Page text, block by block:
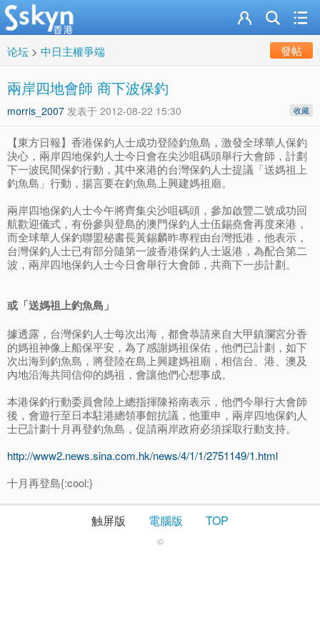
论坛 > 中日主權爭端 發帖
兩岸四地會師 商下波保釣
收藏
morris_2007 发表于 2012-08-22 15:30
【東方日報】香港保釣人士成功登陸釣魚島，激發全球華人保釣
決心，兩岸四地保釣人士今日會在尖沙咀碼頭舉行大會師，計劃
下一波民間保釣行動，其中來港的台灣保釣人士提議「送媽祖上
釣魚島」行動，揚言要在釣魚島上興建媽祖廟。
兩岸四地保釣人士今午將齊集尖沙咀碼頭，參加啟豐二號成功回
航歡迎儀式，有份參與登島的澳門保釣人士伍錫堯會再度來港，
而全球華人保釣聯盟秘書長黃錫麟昨專程由台灣抵港，他表示，
台灣保釣人士已有部分隨第一波香港保釣人士返港，為配合第二
波，兩岸四地保釣人士今日會舉行大會師，共商下一步計劃。
或「送媽祖上釣魚島」
據透露，台灣保釣人士每次出海，都會恭請來自大甲鎮瀾宮分香
的媽祖神像上船保平安，為了感謝媽祖保佑，他們已計劃，如下
次出海到釣魚島，將登陸在島上興建媽祖廟，相信台、港、澳及
內地沿海共同信仰的媽祖，會讓他們心想事成。
本港保釣行動委員會陸上總指揮陳裕南表示，他們今舉行大會師
後，會遊行至日本駐港總領事館抗議，他重申，兩岸四地保釣人
士已計劃十月再登釣魚島，促請兩岸政府必須採取行動支持。
http://www2.news.sina.com.hk/news/4/1/1/2751149/1.html
十月再登島{:cool:}
触屏版 電腦版 TOP
©